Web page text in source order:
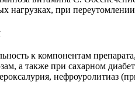
нагрузках, при
к компонентам
а также при сахарном
нефроуролитиаз